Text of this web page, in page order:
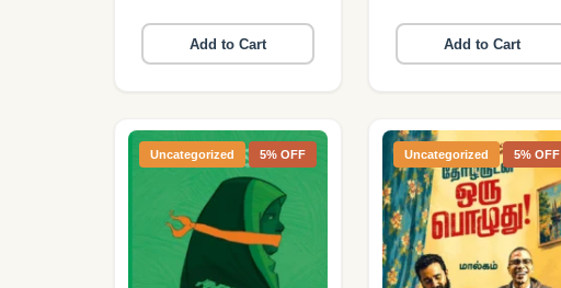
Add to Cart Add to Cart
Uncategorized 5% OFF Uncategorized 5% OFF